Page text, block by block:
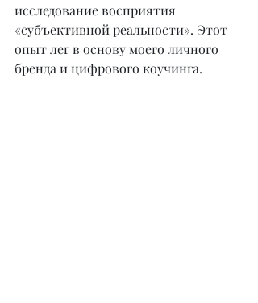
исследование восприятия
«субъективной реальности». Этот
опыт лег в основу моего личного
бренда и цифрового коучинга.